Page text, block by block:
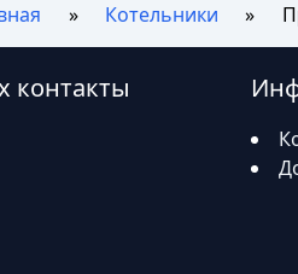
Котельники
контакты